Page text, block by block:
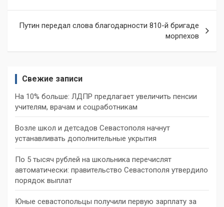
записям
Путин передал слова благодарности 810-й бригаде
морпехов
Свежие записи
На 10% больше: ЛДПР предлагает увеличить пенсии
учителям, врачам и соцработникам
Возле школ и детсадов Севастополя начнут
устанавливать дополнительные укрытия
По 5 тысяч рублей на школьника перечислят
автоматически: правительство Севастополя утвердило
порядок выплат
Юные севастопольцы получили первую зарплату за